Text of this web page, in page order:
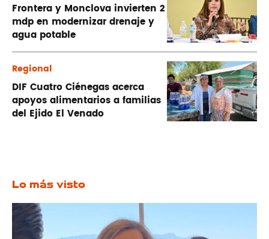
Frontera y Monclova invierten 2
mdp en modernizar drenaje y
agua potable
Regional
DIF Cuatro Ciénegas acerca
apoyos alimentarios a familias
del Ejido El Venado
Lo más visto